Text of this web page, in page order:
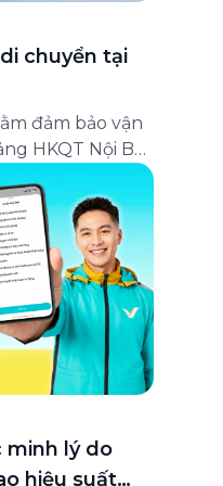
chuyển tại
đảm bảo vận
HKQT Nội Bài
2026, Green
dẫn phân
như sau: ✈️
KHÁCH –
[…]
minh lý do
hiệu suất